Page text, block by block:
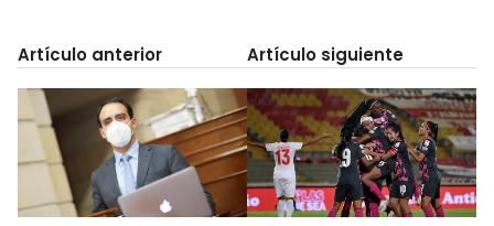
Artículo anterior Artículo siguiente